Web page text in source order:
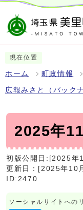
現在位置
ホーム 町政情報
広報みさと（バック
2025年
初版公開日:[2025年
更新日：[2025年10
ID:2470
ソーシャルサイトへの